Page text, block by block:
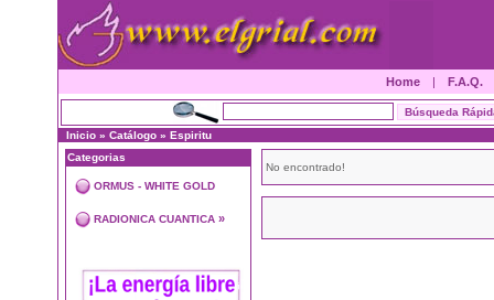
Home | F.A.Q.
Inicio » Catálogo » Espiritu
Categorias
ORMUS - WHITE GOLD
RADIONICA CUANTICA »
No encontrado!